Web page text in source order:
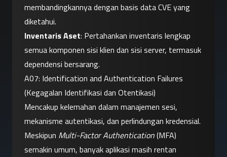
membandingkannya dengan basis data CVE yang
diketahui.
Inventaris Aset: Pertahankan inventaris lengkap
semua komponen sisi klien dan sisi server, termasuk
dependensi bersarang.
A07: Identification and Authentication Failures
(Kegagalan Identifikasi dan Otentikasi)
Mencakup kelemahan dalam manajemen sesi,
mekanisme autentikasi, dan perlindungan kredensial.
Meskipun Multi-Factor Authentication (MFA)
semakin umum, banyak aplikasi masih rentan